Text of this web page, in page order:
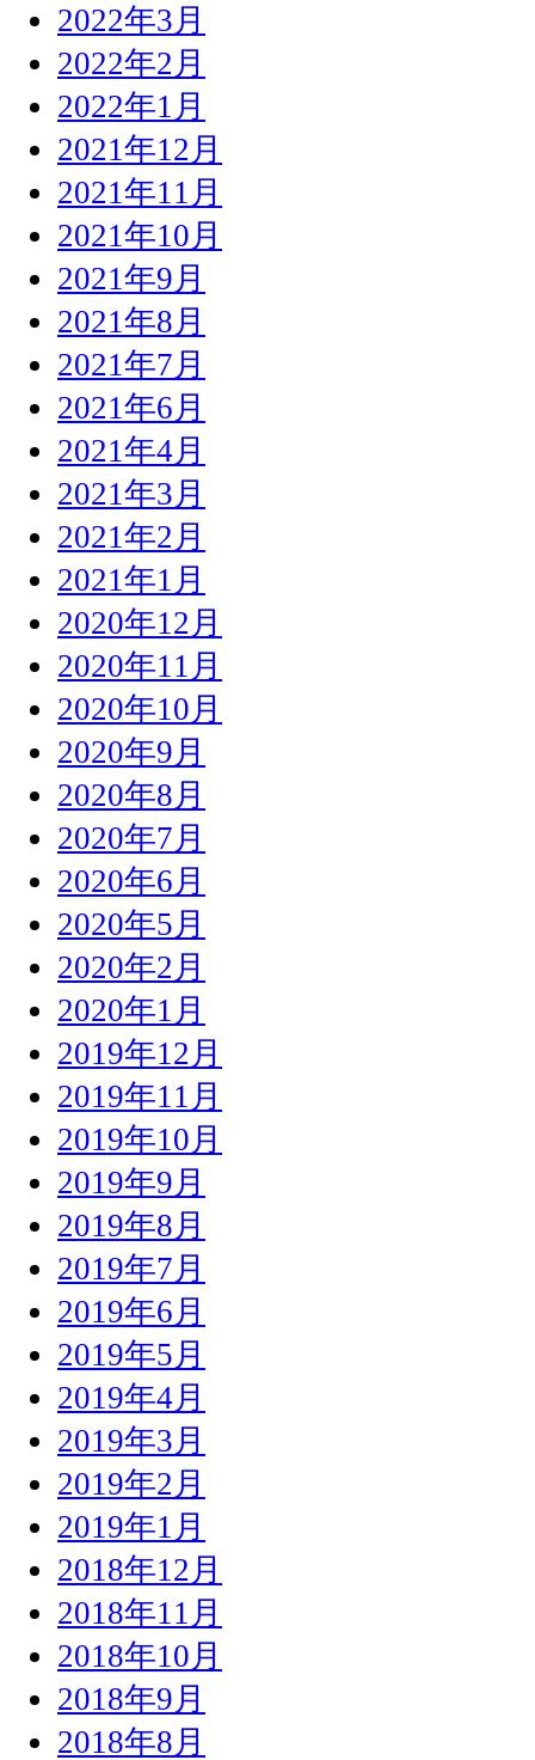
2022年3月
2022年2月
2022年1月
2021年12月
2021年11月
2021年10月
2021年9月
2021年8月
2021年7月
2021年6月
2021年4月
2021年3月
2021年2月
2021年1月
2020年12月
2020年11月
2020年10月
2020年9月
2020年8月
2020年7月
2020年6月
2020年5月
2020年2月
2020年1月
2019年12月
2019年11月
2019年10月
2019年9月
2019年8月
2019年7月
2019年6月
2019年5月
2019年4月
2019年3月
2019年2月
2019年1月
2018年12月
2018年11月
2018年10月
2018年9月
2018年8月